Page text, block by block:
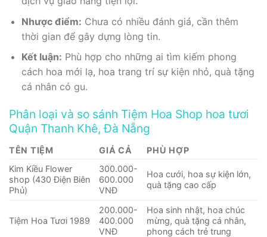
Nhược điểm: Chưa có nhiều đánh giá, cần thêm
thời gian để gây dựng lòng tin.
Kết luận: Phù hợp cho những ai tìm kiếm phong
cách hoa mới lạ, hoa trang trí sự kiện nhỏ, quà tặng
cá nhân có gu.
Phân loại và so sánh Tiệm Hoa Shop hoa tươi
Quận Thanh Khê, Đà Nẵng
TÊN TIỆM GIÁ CẢ
PHÙ HỢP
Kim Kiều Flower
shop (430 Điện Biên
Phủ)
300.000-
600.000
VNĐ
Hoa cưới, hoa sự kiện lớn,
quà tặng cao cấp
Tiệm Hoa Tươi 1989
200.000-
400.000
VNĐ
Hoa sinh nhật, hoa chúc
mừng, quà tặng cá nhân,
phong cách trẻ trung